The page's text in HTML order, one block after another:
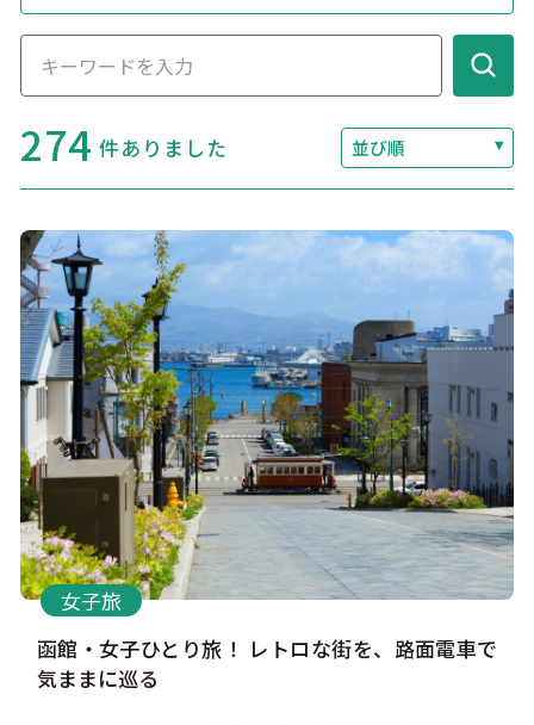
7つの国立公園
キュンちゃんの部屋
さっぽろ圏e旅ギフト
お気に入り 事業者の皆さまへ
このサイトについて 観光資料
動画ライブラリー フォトライブラリー
お問い合わせ
274 件ありました 並び順
函館・女子ひとり旅！ レトロな街を、路面電車で
気ままに巡る
女子旅